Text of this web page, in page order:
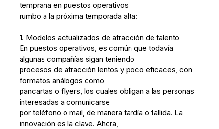
temprana en puestos operativos
rumbo a la próxima temporada alta:
1. Modelos actualizados de atracción de talento
En puestos operativos, es común que todavía
algunas compañías sigan teniendo
procesos de atracción lentos y poco eficaces, con
formatos análogos como
pancartas o flyers, los cuales obligan a las personas
interesadas a comunicarse
por teléfono o mail, de manera tardía o fallida. La
innovación es la clave. Ahora,